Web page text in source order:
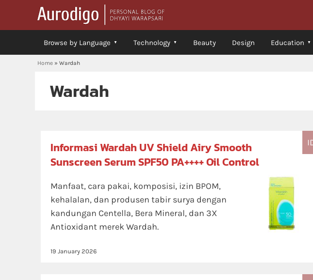
Browse by Language Technology Beauty Design Education
Home » Wardah
Wardah
Informasi Wardah UV Shield Airy Smooth
Sunscreen Serum SPF50 PA++++ Oil Control
Manfaat, cara pakai, komposisi, izin BPOM,
kehalalan, dan produsen tabir surya dengan
kandungan Centella, Bera Mineral, dan 3X
Antioxidant merek Wardah.
19 January 2026